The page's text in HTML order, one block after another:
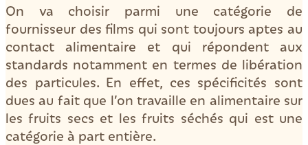
On va choisir parmi une catégorie de
fournisseur des films qui sont toujours aptes au
contact alimentaire et qui répondent aux
standards notamment en termes de libération
des particules. En effet, ces spécificités sont
dues au fait que l’on travaille en alimentaire sur
les fruits secs et les fruits séchés qui est une
catégorie à part entière.